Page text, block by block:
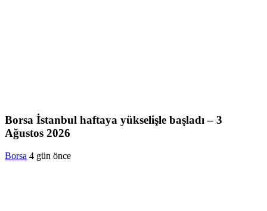
Borsa İstanbul haftaya yükselişle başladı – 3
Ağustos 2026
Borsa 4 gün önce